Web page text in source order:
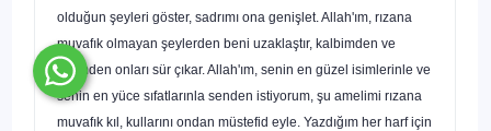
olduğun şeyleri göster, sadrımı ona genişlet. Allah'ım, rızana
muvafık olmayan şeylerden beni uzak­laştır, kalbimden ve
fikrimden onları sür çıkar. Allah'ım, senin en güzel isimlerinle ve
senin en yüce sıfatlarınla senden istiyorum, şu amelimi rızana
muvafık kıl, kulla­rını ondan müstefid eyle. Yazdığım her harf için